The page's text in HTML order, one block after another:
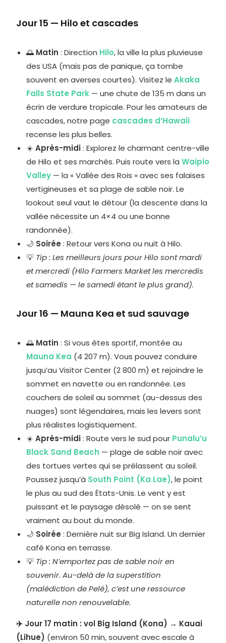
Jour 15 — Hilo et cascades
🌅 Matin : Direction Hilo, la ville la plus pluvieuse
des USA (mais pas de panique, ça tombe
souvent en averses courtes). Visitez leAkaka
Falls State Park — une chute de 135 m dans un
écrin de verdure tropicale. Pour les amateurs de
cascades, notre page cascades d’Hawaii
recense les plus belles.
☀️Après-midi: Explorez le charmant centre-ville
de Hilo et ses marchés. Puis route vers laWaipio
Valley — la « Vallée des Rois » avec ses falaises
vertigineuses et sa plage de sable noir. Le
lookout seul vaut le détour (la descente dans la
vallée nécessite un 4×4 ou une bonne
randonnée).
🌙 Soirée : Retour vers Kona ou nuit à Hilo.
💡 Tip : Les meilleurs jours pour Hilo sont mardi
et mercredi (Hilo Farmers Market les mercredis
et samedis — le samedi étant le plus grand).
Jour 16 — Mauna Kea et sud sauvage
🌅 Matin : Si vous êtes sportif, montée au
Mauna Kea (4 207 m). Vous pouvez conduire
jusqu’au Visitor Center (2 800 m) et rejoindre le
sommet en navette ou en randonnée. Les
couchers de soleil au sommet (au-dessus des
nuages) sont légendaires, mais les levers sont
plus réalistes logistiquement.
☀️Après-midi: Route vers le sud pour Punalu’u
Black Sand Beach — plage de sable noir avec
des tortues vertes qui se prélassent au soleil.
Poussez jusqu’à South Point (Ka Lae), le point
le plus au sud des États-Unis. Le vent y est
puissant et le paysage désolé — on se sent
vraiment au bout du monde.
🌙 Soirée : Dernière nuit sur Big Island. Un dernier
café Kona en terrasse.
💡 Tip : N’emportez pas de sable noir en
souvenir. Au-delà de la superstition
(malédiction de Pelé), c’est une ressource
naturelle non renouvelable.
✈️ Jour 17 matin : vol Big Island (Kona) → Kauai
(Lihue) (environ 50 min, souvent avec escale à